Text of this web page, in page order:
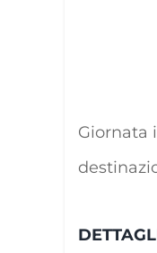
Giornata